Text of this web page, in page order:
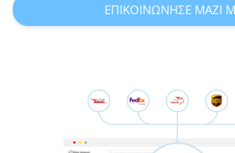
ΕΠΙΚΟΙΝΩΝΗΣΕ ΜΑΖΙ